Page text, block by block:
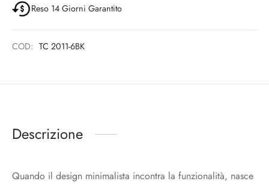
Reso 14 Giorni Garantito
COD: TC 2011-6BK
Descrizione
Quando il design minimalista incontra la funzionalità, nasce